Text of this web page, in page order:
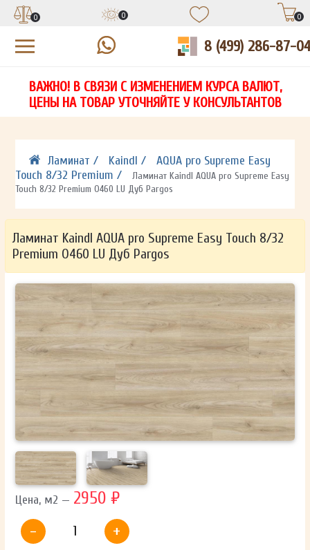
НА
СВЯЖЕТСЯ С ВАМИ В ТЕЧЕНИЕ 15 МИНУТ
ОТПРАВИТЬ
Ваши данные не будут переданы третьим лицам
ЗАПОЛНИТЕ ФОРМУ И НАШ МЕНЕДЖЕР
СВЯЖЕТСЯ С ВАМИ В ТЕЧЕНИЕ 15 МИНУТ
ОТПРАВИТЬ
Ваши данные не будут переданы третьим лицам
ЗАПОЛНИТЕ ФОРМУ И НАШ МЕНЕДЖЕР
СВЯЖЕТСЯ С ВАМИ В ТЕЧЕНИЕ 15 МИНУТ
ОТПРАВИТЬ
Ваши данные не будут переданы третьим лицам
0 0 0
8 (499) 286-87-04
ВАЖНО! В СВЯЗИ С ИЗМЕНЕНИЕМ КУРСА ВАЛЮТ,
ЦЕНЫ НА ТОВАР УТОЧНЯЙТЕ У КОНСУЛЬТАНТОВ
Ламинат / Kaindl /
AQUA pro Supreme Easy
Touch 8/32 Premium /
Ламинат Kaindl AQUA pro Supreme Easy
Touch 8/32 Premium O460 LU Дуб Pargos
Ламинат Kaindl AQUA pro Supreme Easy Touch 8/32
Premium O460 LU Дуб Pargos
Цена, м2 — 2950 ₽
-
+